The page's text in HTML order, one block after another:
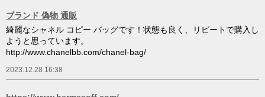
ブランド 偽物 通販
綺麗なシャネル コピー バッグです！状態も良く、リピートで購入し
ようと思っています。
http://www.chanelbb.com/chanel-bag/
2023.12.28 16:38